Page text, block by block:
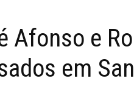
Afonso e
em